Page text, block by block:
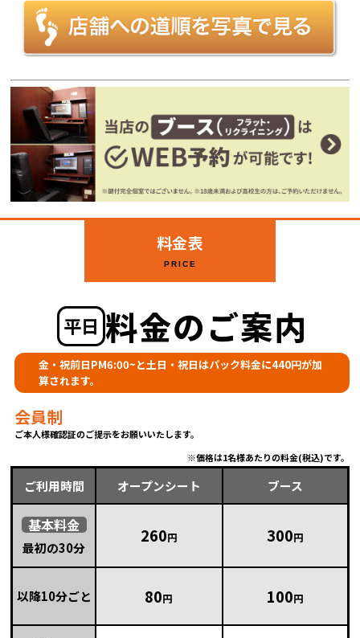
料金表
PRICE
平日 料金のご案内
金・祝前日PM6:00~と土日・祝日はパック料金に440円が加
算されます。
会員制
ご本人様確認証のご提示をお願いいたします。
価格は1名様あたりの料金(税込)です。
ご利用時間 オープンシート ブース
基本料金
最初の30分
260円 300円
以降10分ごと 80円 100円